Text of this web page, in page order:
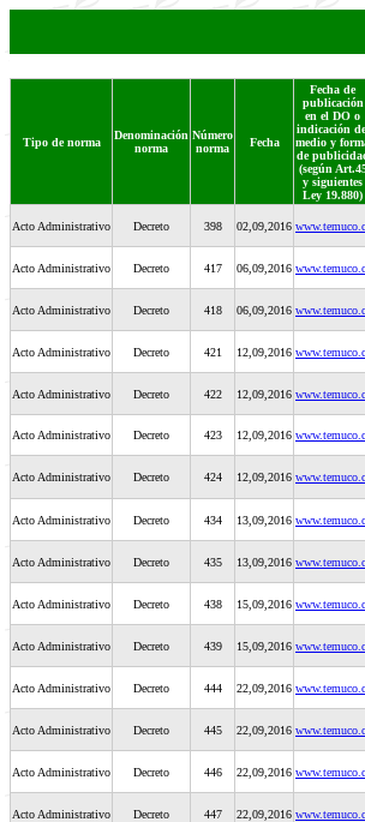
Tipo de norma
Denominación
norma
Número
norma
Fecha
Fecha de
publicación
en el DO o
indicación
medio y
de
(según
y siguientes
Ley 19.880)
Acto Administrativo Decreto 398 02,09,2016
Acto Administrativo Decreto 417 06,09,2016
Acto Administrativo Decreto 418 06,09,2016
Acto Administrativo Decreto 421 12,09,2016
Acto Administrativo Decreto 422 12,09,2016
Acto Administrativo Decreto 423 12,09,2016
Acto Administrativo Decreto 424 12,09,2016
Acto Administrativo Decreto 434 13,09,2016
Acto Administrativo Decreto 435 13,09,2016
Acto Administrativo Decreto 438 15,09,2016
Acto Administrativo Decreto 439 15,09,2016
Acto Administrativo Decreto 444 22,09,2016
Acto Administrativo Decreto 445 22,09,2016
Acto Administrativo Decreto 446 22,09,2016
Acto Administrativo Decreto 447 22,09,2016